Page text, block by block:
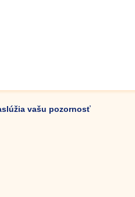
vašu pozornosť